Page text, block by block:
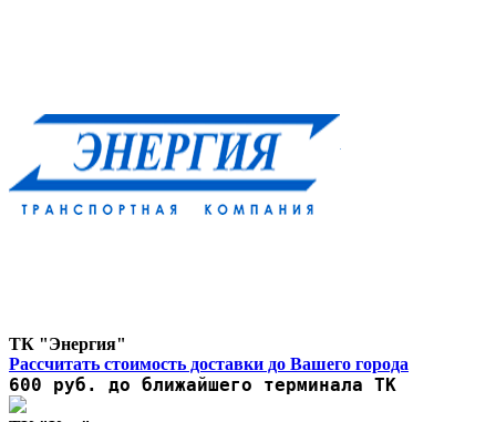
ТК "Энергия"
Рассчитать стоимость доставки до Вашего города
600 руб. до ближайшего терминала ТК